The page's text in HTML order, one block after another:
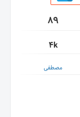
89
4k
مصطفی